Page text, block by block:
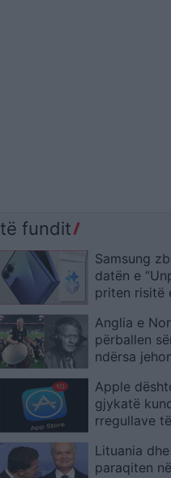
të fundit
Samsung
datën e
priten risitë
Anglia e
përballen
ndërsa
vazhdon të
historinë e
Apple
gjykatë
rregullave
iOS
Lituania
paraqiten